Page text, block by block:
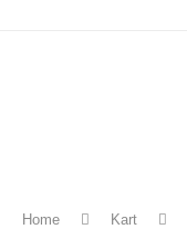
Home Kart